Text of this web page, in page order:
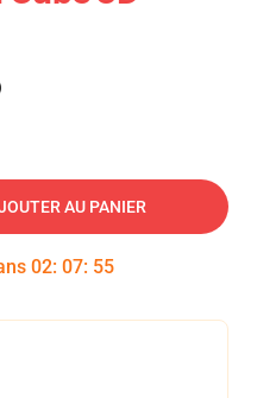
AU PANIER
02: 07: 54